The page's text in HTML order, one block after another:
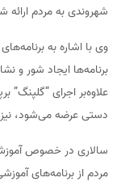
شهروندی به مردم ارائه
وی با اشاره به
برنامه‌ها ایجاد شور و
علاوه‌بر اجرای
دستی عرضه می‌شود،
سالاری در خصوص
مردم از برنامه‌های